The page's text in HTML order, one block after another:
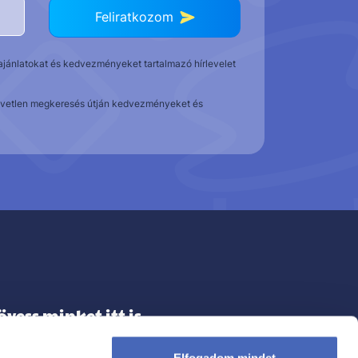
Feliratkozom
és kedvezményeket tartalmazó hírlevelet
megkeresés útján kedvezményeket és
minket itt is